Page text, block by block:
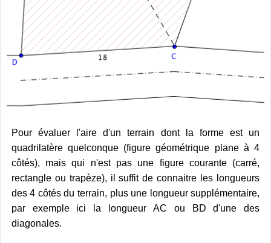
Pour évaluer l'aire d'un terrain dont la forme est un
quadrilatère quelconque (figure géométrique plane à 4
côtés), mais qui n'est pas une figure courante (carré,
rectangle ou trapèze), il suffit de connaitre les longueurs
des 4 côtés du terrain, plus une longueur supplémentaire,
par exemple ici la longueur AC ou BD d'une des
diagonales.